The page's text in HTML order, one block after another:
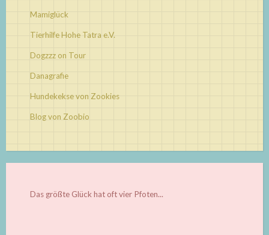
Mamiglück
Tierhilfe Hohe Tatra e.V.
Dogzzz on Tour
Danagrafie
Hundekekse von Zookies
Blog von Zoobio
Das größte Glück hat oft vier Pfoten...